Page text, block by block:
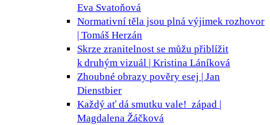
Eva Svatoňová
Normativní těla jsou plná výjimek rozhovor
| Tomáš Herzán
Skrze zranitelnost se můžu přiblížit
k druhým vizuál | Kristina Láníková
Zhoubné obrazy pověry esej | Jan
Dienstbier
Každý ať dá smutku vale! západ |
Magdalena Žáčková